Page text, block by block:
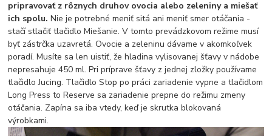
pripravovať z rôznych druhov ovocia alebo zeleniny a miešať
ich spolu.Nie je potrebné meniť sitá ani meniť smer otáčania -
stačí stlačiť tlačidlo Miešanie. V tomto prevádzkovom režime musí
byť zástrčka uzavretá. Ovocie a zeleninu dávame v akomkoľvek
poradí. Musíte sa len uistiť, že hladina vylisovanej šťavy v nádobe
nepresahuje 450 ml. Pri príprave šťavy z jednej zložky používame
tlačidlo Jucing. Tlačidlo Stop po práci zariadenie vypne a tlačidlom
Long Press to Reserve sa zariadenie prepne do režimu zmeny
otáčania. Zapína sa iba vtedy, keď je skrutka blokovaná
výrobkami.